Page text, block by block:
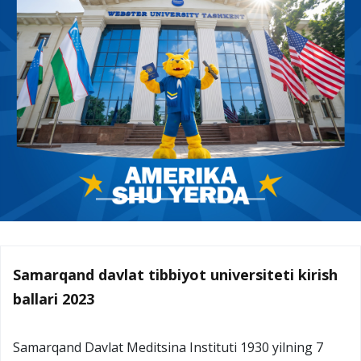
Samarqand davlat tibbiyot universiteti kirish
ballari 2023
Samarqand Davlat Meditsina Instituti 1930 yilning 7